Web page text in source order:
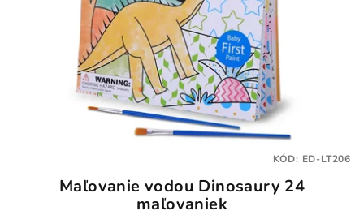
Maľovanie vodou Dinosaury 24
maľovaniek
KÓD: ED-LT206